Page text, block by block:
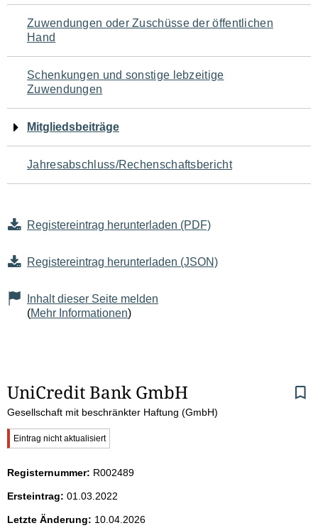
Zuwendungen oder Zuschüsse der öffentlichen
Hand
Schenkungen und sonstige lebzeitige
Zuwendungen
Mitgliedsbeiträge
Jahresabschluss/Rechenschaftsbericht
Registereintrag herunterladen (PDF)
Registereintrag herunterladen (JSON)
Inhalt dieser Seite melden
(Mehr Informationen)
S
e
i
t
e
UniCredit Bank GmbH
Gesellschaft mit beschränkter Haftung (GmbH)
W
i
h
i
Eintrag nicht aktualisiert
Registernummer: R002489
Ersteintrag: 01.03.2022
Letzte Änderung: 10.04.2026